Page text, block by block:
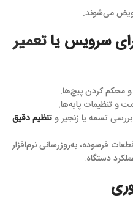
می‌شوند.
سرویس یاتعمیر
محکم کردن پیچ‌ها.
و تنظیمات پایه‌ها.
تنظیم دقیق
فرسوده، به‌روزرسانی نرم‌افزار
دستگاه.